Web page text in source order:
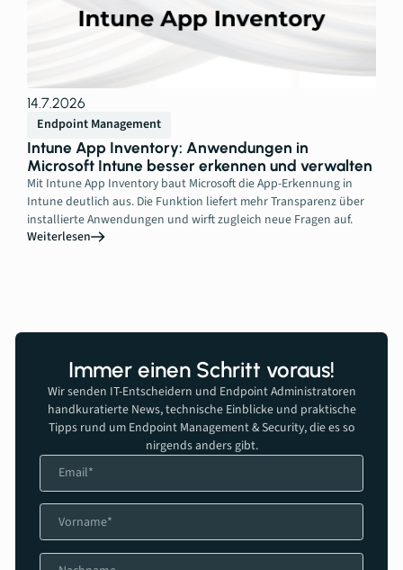
14.7.2026
Endpoint Management
Intune App Inventory: Anwendungen in
Microsoft Intune besser erkennen und verwalten
Mit Intune App Inventory baut Microsoft die App-Erkennung in
Intune deutlich aus. Die Funktion liefert mehr Transparenz über
installierte Anwendungen und wirft zugleich neue Fragen auf.
Weiterlesen
Immer einen Schritt voraus!
Wir senden IT-Entscheidern und Endpoint Administratoren
handkuratierte News, technische Einblicke und praktische
Tipps rund um Endpoint Management & Security, die es so
nirgends anders gibt.